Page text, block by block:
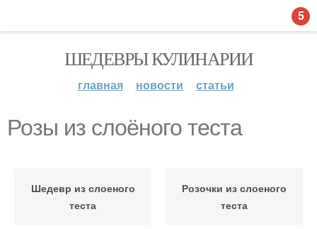
ШЕДЕВРЫ КУЛИНАРИИ
главная новости статьи
Розы из слоёного теста
Шедевр из слоеного
теста
Розочки из слоеного
теста
5